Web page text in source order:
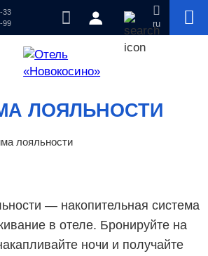
33
99
ru
ЛОЯЛЬНОСТИ
лояльности
— накопительная система
в отеле. Бронируйте на
ночи и получайте